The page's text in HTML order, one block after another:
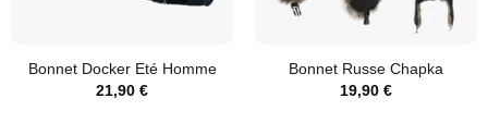
Bonnet Docker Eté Homme
21,90 €
Bonnet Russe Chapka
19,90 €